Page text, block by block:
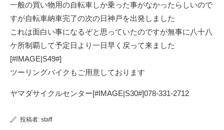
一般の買い物用の自転車しか乗った事がなかったらしいので
すが自転車納車完了の次の日神戸を出発しました
これは面白い事になるぞと思っていたのですが無事に八十八
ケ所制覇して予定日より一日早く戻って来ました
[#IMAGE|S49#]
ツーリングバイクもご用意しております
ヤマダサイクルセンター[#IMAGE|S30#]078-331-2712
投稿者: staff